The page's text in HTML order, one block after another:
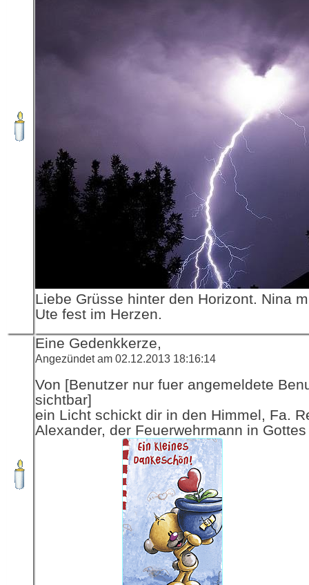
Liebe Grüsse hinter den Horizont. Nina
Ute fest im Herzen.
Eine Gedenkkerze,
Angezündet am 02.12.2013 18:16:14
Von [Benutzer nur fuer angemeldete
sichtbar]
ein Licht schickt dir in den Himmel, Fa.
Alexander, der Feuerwehrmann in Gottes